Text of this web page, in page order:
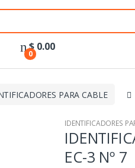
0
$ 0.00
PARA CABLE
IDENTIFICADORES
EC-3 Nº 7